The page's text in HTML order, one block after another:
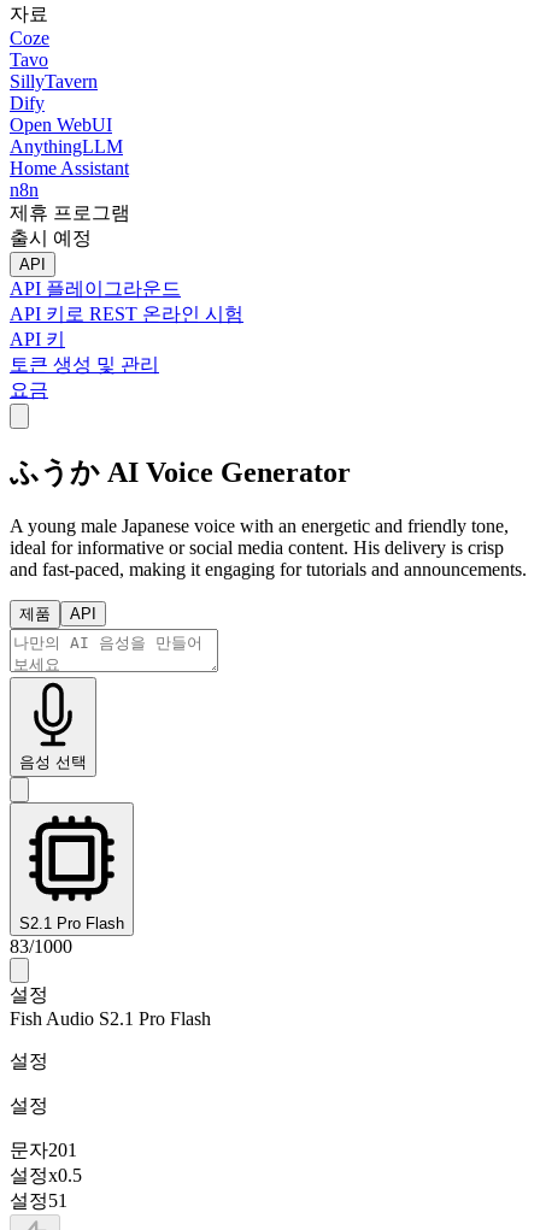
자료
Coze
Tavo
SillyTavern
Dify
Open WebUI
AnythingLLM
Home Assistant
n8n
제휴 프로그램
출시 예정
API
API 플레이그라운드
API 키로 REST 온라인 시험
API 키
토큰 생성 및 관리
요금
ふうか AI Voice Generator
A young male Japanese voice with an energetic and friendly tone,
ideal for informative or social media content. His delivery is crisp
and fast-paced, making it engaging for tutorials and announcements.
제품 API
음성 선택
S2.1 Pro Flash
83/1000
설정
Fish Audio S2.1 Pro Flash
설정
설정
문자201
설정x0.5
설정51